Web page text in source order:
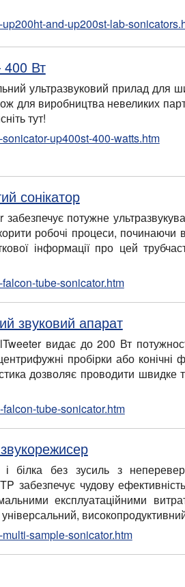
and-up200st-lab-
400 Вт
ультразвуковий прилад для
для виробництва невеликих
тут!
up400st-400-watts.htm
сонікатор
потужне
робочі процеси, починаючи
інформації про цей
tube-sonicator.htm
звуковий апарат
видає до 200 Вт
пробірки або конічні
дозволяє проводити швидке
tube-sonicator.htm
без зусиль з
забезпечує чудову
експлуатаційними
sample-sonicator.htm